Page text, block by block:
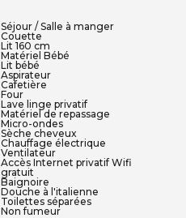
Séjour / Salle à manger
Couette
Lit 160 cm
Matériel Bébé
Lit bébé
Aspirateur
Cafetière
Four
Lave linge privatif
Matériel de repassage
Micro-ondes
Sèche cheveux
Chauffage électrique
Ventilateur
Accès Internet privatif Wifi
gratuit
Baignoire
Douche à l'italienne
Toilettes séparées
Non fumeur